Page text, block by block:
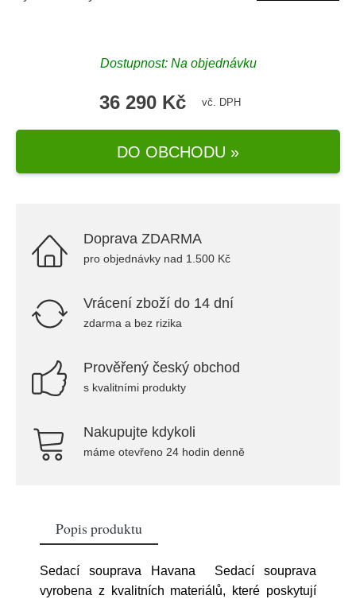
Dostupnost: Na objednávku
36 290 Kč vč. DPH
DO OBCHODU »
Doprava ZDARMA
pro objednávky nad 1.500 Kč
Vrácení zboží do 14 dní
zdarma a bez rizika
Prověřený český obchod
s kvalitními produkty
Nakupujte kdykoli
máme otevřeno 24 hodin denně
Popis produktu
Sedací souprava Havana Sedací souprava
vyrobena z kvalitních materiálů, které poskytují